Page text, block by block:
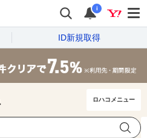
i
ID新規取得
ロハコメニュー